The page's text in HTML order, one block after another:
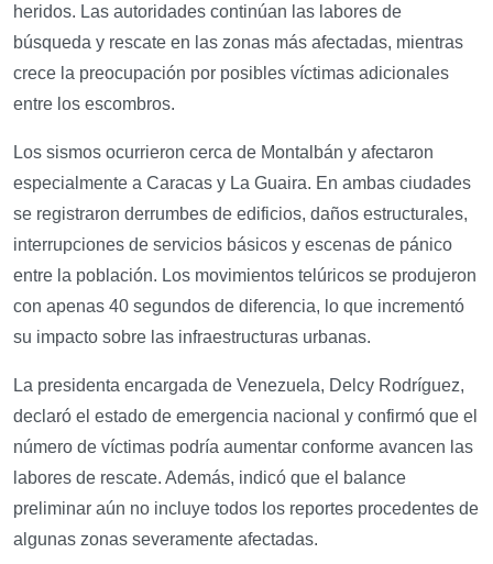
heridos. Las autoridades continúan las labores de
búsqueda y rescate en las zonas más afectadas, mientras
crece la preocupación por posibles víctimas adicionales
entre los escombros.
Los sismos ocurrieron cerca de Montalbán y afectaron
especialmente a Caracas y La Guaira. En ambas ciudades
se registraron derrumbes de edificios, daños estructurales,
interrupciones de servicios básicos y escenas de pánico
entre la población. Los movimientos telúricos se produjeron
con apenas 40 segundos de diferencia, lo que incrementó
su impacto sobre las infraestructuras urbanas.
La presidenta encargada de Venezuela, Delcy Rodríguez,
declaró el estado de emergencia nacional y confirmó que el
número de víctimas podría aumentar conforme avancen las
labores de rescate. Además, indicó que el balance
preliminar aún no incluye todos los reportes procedentes de
algunas zonas severamente afectadas.